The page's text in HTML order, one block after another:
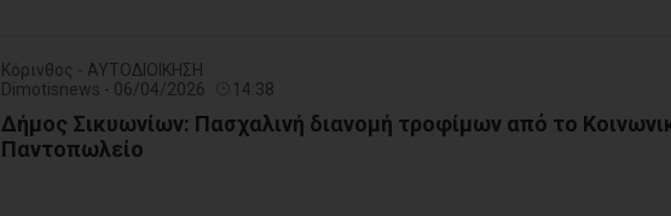
Κόρινθος - ΑΥΤΟΔΙΟΙΚΗΣΗ
Dimotisnews - 06/04/2026
14:38
Δήμος Σικυωνίων: Πασχαλινή διανομή τροφίμων από το
Παντοπωλείο